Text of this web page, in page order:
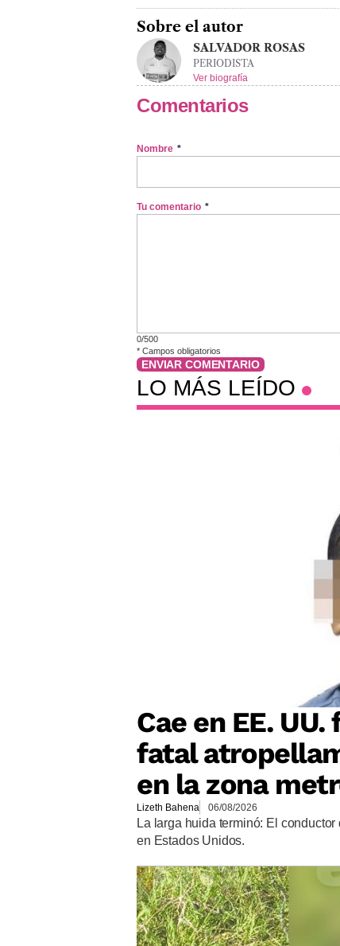
Sobre el autor
SALVADOR ROSAS
PERIODISTA
Ver biografía
Comentarios
Nombre *
Tu comentario *
0/500
* Campos obligatorios
ENVIAR COMENTARIO
LO MÁS LEÍDO
Cae en EE.
fatal
en la zona
Lizeth Bahena 06/08/2026
La larga huida terminó: El
en Estados Unidos.